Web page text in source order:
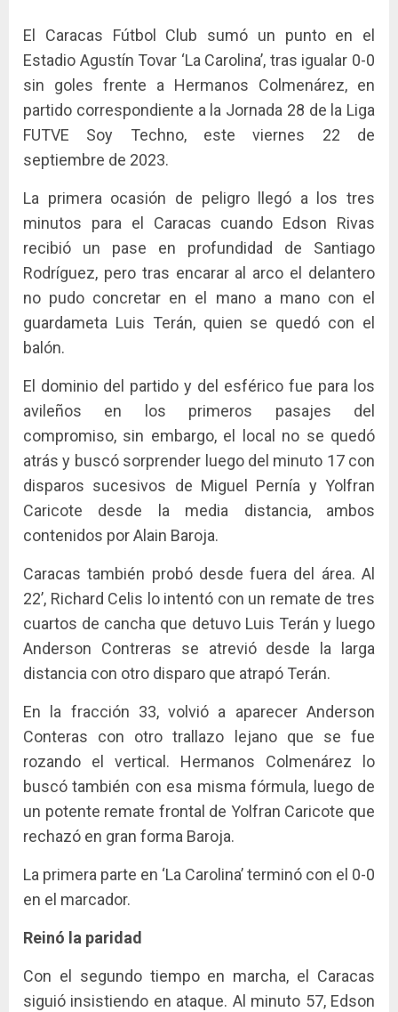
El Caracas Fútbol Club sumó un punto en el
Estadio Agustín Tovar ‘La Carolina’, tras igualar 0-0
sin goles frente a Hermanos Colmenárez, en
partido correspondiente a la Jornada 28 de la Liga
FUTVE Soy Techno, este viernes 22 de
septiembre de 2023.
La primera ocasión de peligro llegó a los tres
minutos para el Caracas cuando Edson Rivas
recibió un pase en profundidad de Santiago
Rodríguez, pero tras encarar al arco el delantero
no pudo concretar en el mano a mano con el
guardameta Luis Terán, quien se quedó con el
balón.
El dominio del partido y del esférico fue para los
avileños en los primeros pasajes del
compromiso, sin embargo, el local no se quedó
atrás y buscó sorprender luego del minuto 17 con
disparos sucesivos de Miguel Pernía y Yolfran
Caricote desde la media distancia, ambos
contenidos por Alain Baroja.
Caracas también probó desde fuera del área. Al
22’, Richard Celis lo intentó con un remate de tres
cuartos de cancha que detuvo Luis Terán y luego
Anderson Contreras se atrevió desde la larga
distancia con otro disparo que atrapó Terán.
En la fracción 33, volvió a aparecer Anderson
Conteras con otro trallazo lejano que se fue
rozando el vertical. Hermanos Colmenárez lo
buscó también con esa misma fórmula, luego de
un potente remate frontal de Yolfran Caricote que
rechazó en gran forma Baroja.
La primera parte en ‘La Carolina’ terminó con el 0-0
en el marcador.
Reinó la paridad
Con el segundo tiempo en marcha, el Caracas
siguió insistiendo en ataque. Al minuto 57, Edson